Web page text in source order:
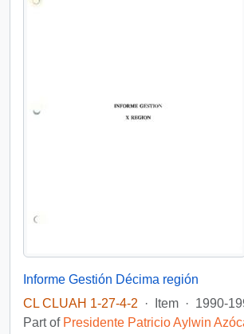
Informe Gestión Décima región
CL CLUAH 1-27-4-2
· Item · 1990-
Part of Presidente Patricio Aylwin